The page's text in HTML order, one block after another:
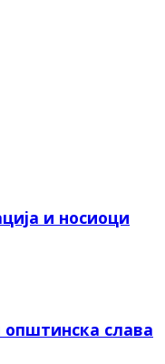
и носиоци
слава